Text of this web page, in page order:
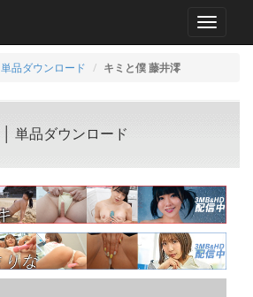
MENU
単品ダウンロード キミと僕 藤井澪
│ 単品ダウンロード